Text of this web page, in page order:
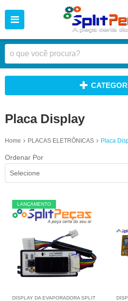
Placa Display
Home PLACAS ELETRÔNICAS Placa
Ordenar Por
Selecione
LANÇAMENTO
DISPLAY DA EVAPORADORA SPLIT